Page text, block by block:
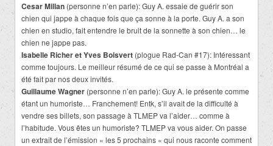
Cesar Millan (personne n’en parle): Guy A. essaie de guérir son
chien qui jappe à chaque fois que ça sonne à la porte. Guy A. a son
chien en studio, fait entendre le bruit de la sonnette à son chien… le
chien ne jappe pas.
Isabelle Richer et Yves Boisvert (plogue Rad-Can #17): Intéressant
comme toujours. Le meilleur résumé de ce qui se passe à Montréal a
été fait par nos deux invités.
Guillaume Wagner (personne n’en parle): Guy A. le présente comme
étant un humoriste… Franchement! Entk, s’il avait de la difficulté à
vendre ses billets, son passage à TLMEP va l’aider… comme à
l’habitude. Vous êtes un humoriste? TLMEP va vous aider. On passe
un extrait de l’émission « les 5 prochains « qui nous raconte comment